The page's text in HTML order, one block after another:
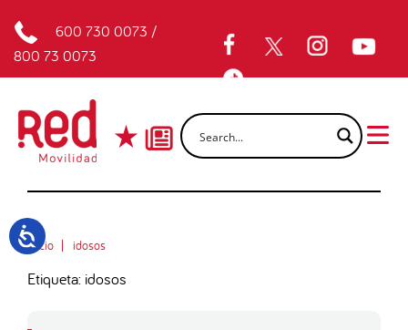
600 730 0073 /
800 73 0073
Inicio idosos
Etiqueta: idosos